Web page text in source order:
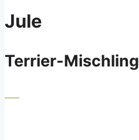
Jule
Terrier-Mischling